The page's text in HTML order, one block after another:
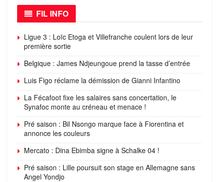
FIL INFO
Ligue 3 : Loïc Etoga et Villefranche coulent lors de leur
première sortie
Belgique : James Ndjeungoue prend la tasse d’entrée
Luis Figo réclame la démission de Gianni Infantino
La Fécafoot fixe les salaires sans concertation, le
Synafoc monte au créneau et menace !
Pré saison : Bil Nsongo marque face à Fiorentina et
annonce les couleurs
Mercato : Dina Ebimba signe à Schalke 04 !
Pré saison : Lille poursuit son stage en Allemagne sans
Angel Yondjo